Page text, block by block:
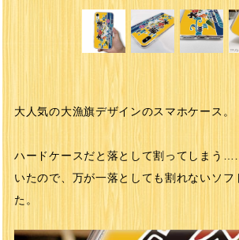
大人気の大漁旗デザインのスマホケース。
ハードケースだと落として割ってしまう
いたので、万が一落としても割れないソフ
た。